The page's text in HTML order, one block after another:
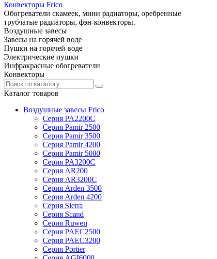
Конвекторы Frico
Обогреватели скамеек, мини радиаторы, оребренные
трубчатые радиаторы, фэн-конвекторы.
Воздушные завесы
Завесы на горячей воде
Пушки на горячей воде
Электрические пушки
Инфракрасные обогреватели
Конвекторы
Каталог товаров
Воздушные завесы Frico
Серия PA2200C
Серия Pamir 2500
Серия Pamir 3500
Серия Pamir 4200
Серия Pamir 5000
Серия PA3200C
Серия AR200
Серия AR3200C
Серия Arden 3500
Серия Arden 4200
Серия Sierra
Серия Scand
Серия Ruwen
Серия PAEC2500
Серия PAEC3200
Серия Portier